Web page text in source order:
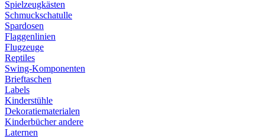
Spielzeugkästen
Schmuckschatulle
Spardosen
Flaggenlinien
Flugzeuge
Reptiles
Swing-Komponenten
Brieftaschen
Labels
Kinderstühle
Dekoratiematerialen
Kinderbücher andere
Laternen